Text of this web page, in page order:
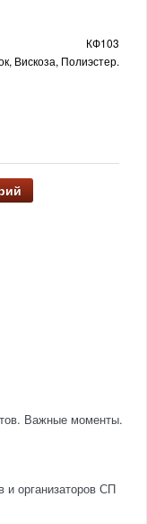
КФ103
Вискоза, Полиэстер.
Важные моменты.
и организаторов СП